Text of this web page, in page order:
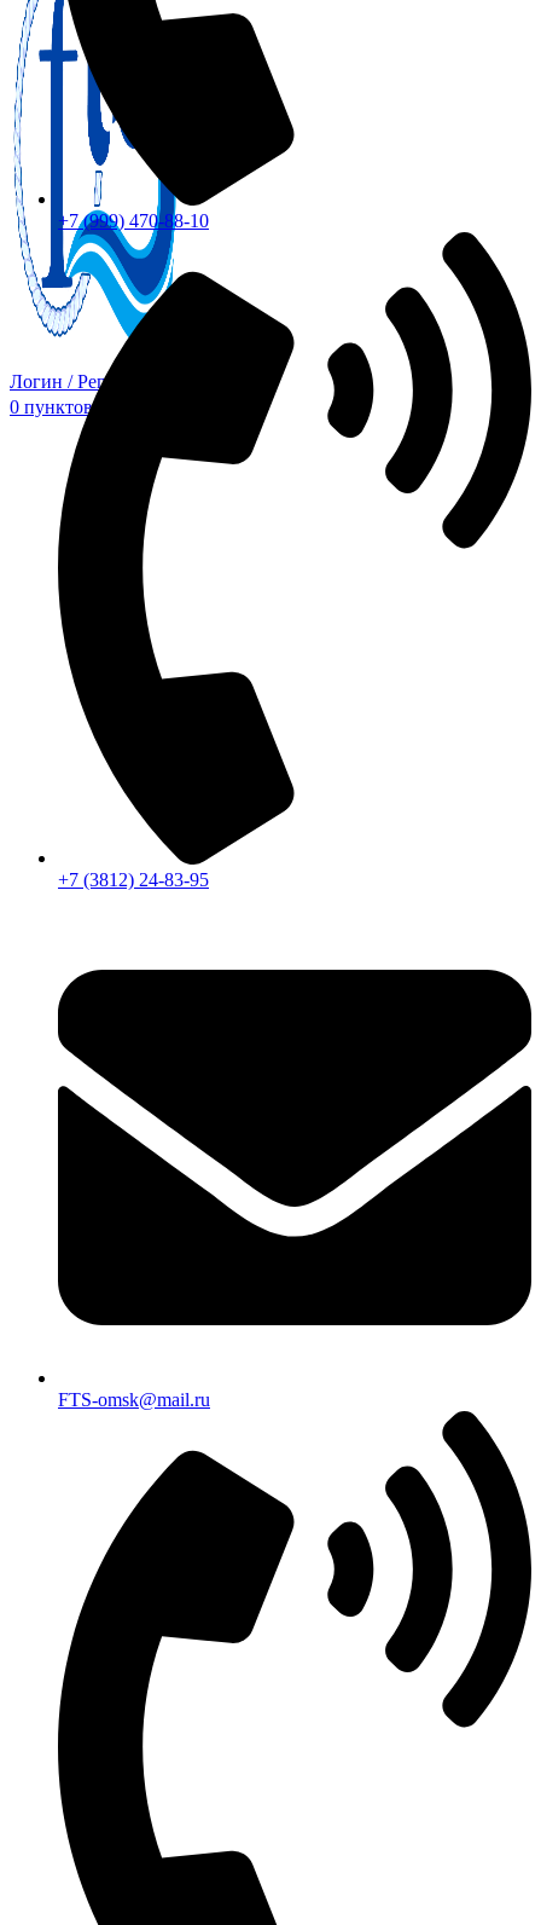
Логин / Регистрация
0 пунктов
+7 (999) 470-88-10
+7 (3812) 24-83-95
FTS-omsk@mail.ru